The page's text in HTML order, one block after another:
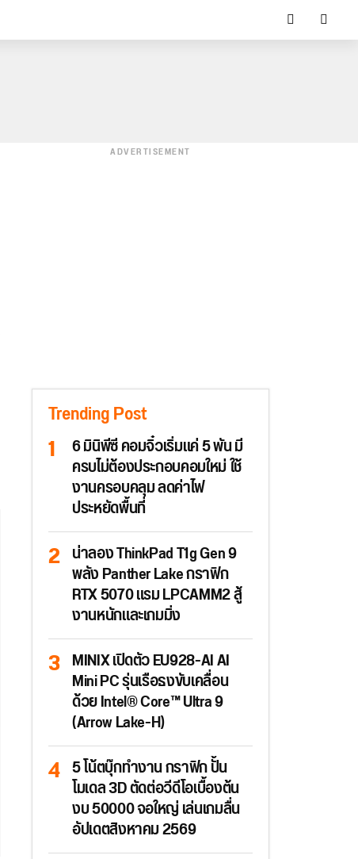
ADVERTISEMENT
Trending Post
6 มินิพีซี คอมจิ๋วเริ่มแค่ 5 พัน มี
ครบไม่ต้องประกอบคอมใหม่ ใช้
งานครอบคลุม ลดค่าไฟ
ประหยัดพื้นที่
น่าลอง ThinkPad T1g Gen 9
พลัง Panther Lake กราฟิก
RTX 5070 แรม LPCAMM2 สู้
งานหนักและเกมมิ่ง
MINIX เปิดตัว EU928-AI AI
Mini PC รุ่นเรือธงขับเคลื่อน
ด้วย Intel® Core™ Ultra 9
(Arrow Lake-H)
5 โน้ตบุ๊กทำงาน กราฟิก ปั้น
โมเดล 3D ตัดต่อวีดีโอเบื้องต้น
งบ 50000 จอใหญ่ เล่นเกมลื่น
อัปเดตสิงหาคม 2569